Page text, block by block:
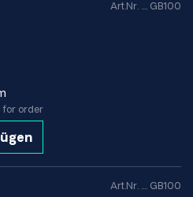
for order
Art.Nr. .... GB100
Art.Nr. .... GB100